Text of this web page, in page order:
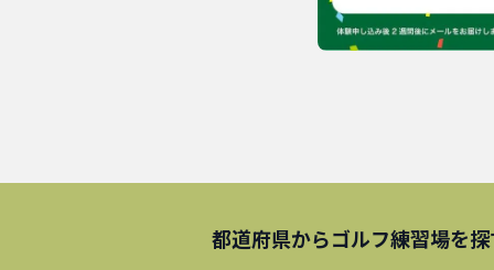
都道府県からゴルフ練習場を